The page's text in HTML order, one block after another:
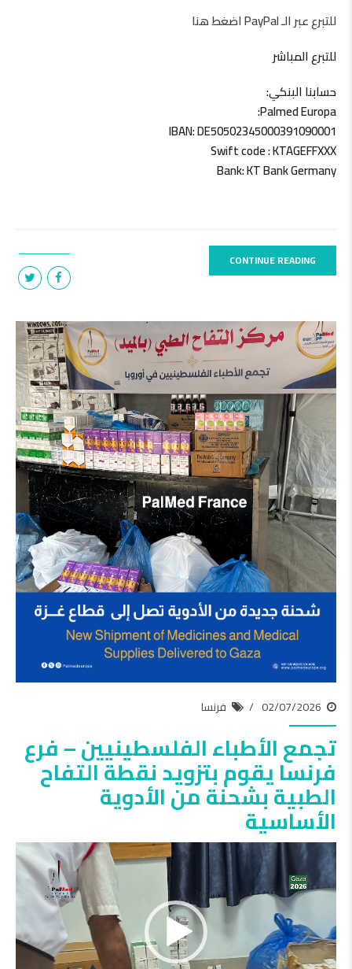
للتبرع عبر الـ PayPal اضغط هنا
للتبرع المباشر
حسابنا البنكي:
Palmed Europa:
IBAN: DE50502345000391090001
Swift code : KTAGEFFXXX
Bank: KT Bank Germany
CONTINUE READING
02/07/2026 فرنسا
تجمع الأطباء الفلسطينيين – فرع
فرنسا يقوم بتزويد نقطة التفاح
الطبية بشحنة من الأدوية
الأساسية
مشغل
الفيديو